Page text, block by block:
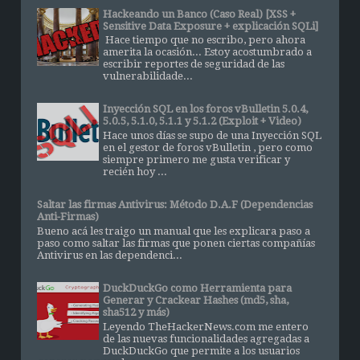
Hackeando un Banco (Caso Real) [XSS +
Sensitive Data Exposure + explicación SQLi]
Hace tiempo que no escribo, pero ahora
amerita la ocasión... Estoy acostumbrado a
escribir reportes de seguridad de las
vulnerabilidade...
Inyección SQL en los foros vBulletin 5.0.4,
5.0.5, 5.1.0, 5.1.1 y 5.1.2 (Exploit + Video)
Hace unos días se supo de una Inyección SQL
en el gestor de foros vBulletin , pero como
siempre primero me gusta verificar y
recién hoy ...
Saltar las firmas Antivirus: Método D.A.F (Dependencias
Anti-Firmas)
Bueno acá les traigo un manual que les explicara paso a
paso como saltar las firmas que ponen ciertas compañías
Antivirus en las dependenci...
DuckDuckGo como Herramienta para
Generar y Crackear Hashes (md5, sha,
sha512 y más)
Leyendo TheHackerNews.com me entero
de las nuevas funcionalidades agregadas a
DuckDuckGo que permite a los usuarios